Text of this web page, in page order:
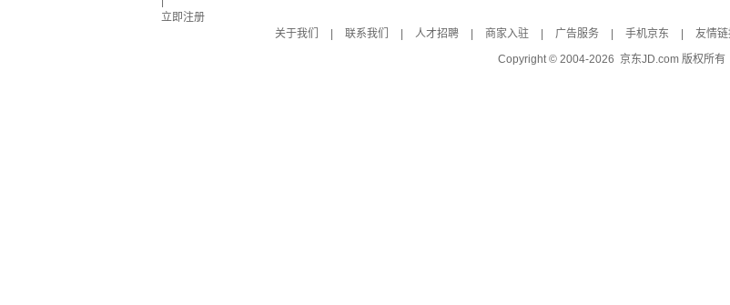
立即注册
关于我们
联系我们 人才招聘 商家入驻 广告服务 手机京东 友情
Copyright © 2004-2026 京东JD.com 版权所有